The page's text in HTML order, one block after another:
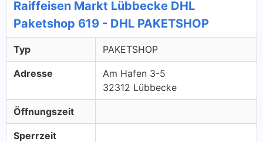
Raiffeisen Markt Lübbecke DHL
Paketshop 619 - DHL PAKETSHOP
Typ PAKETSHOP
Adresse
Am Hafen 3-5
32312 Lübbecke
Öffnungszeit
Sperrzeit